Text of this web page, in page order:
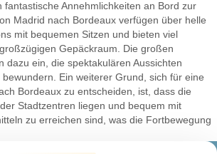
Annehmlichkeiten an Bord zur
Madrid nach Bordeaux verfügen über helle
mit bequemen Sitzen und bieten viel
Gepäckraum. Die großen
dazu ein, die spektakulären Aussichten
Ein weiterer Grund, sich für eine
Bordeaux zu entscheiden, ist, dass die
Stadtzentren liegen und bequem mit
zu erreichen sind, was die Fortbewegung